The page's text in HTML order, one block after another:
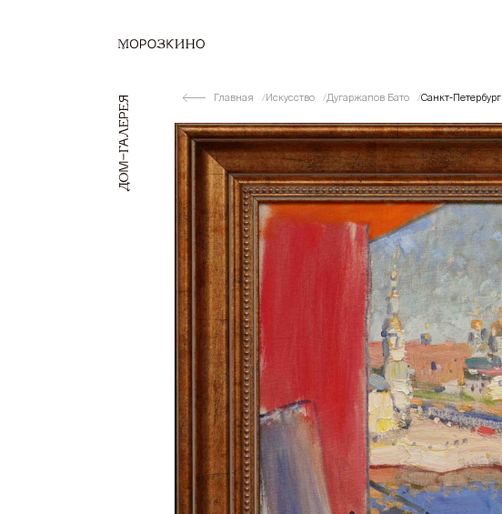
Главная Искусство Дугаржапов Бато Санкт-Петербург